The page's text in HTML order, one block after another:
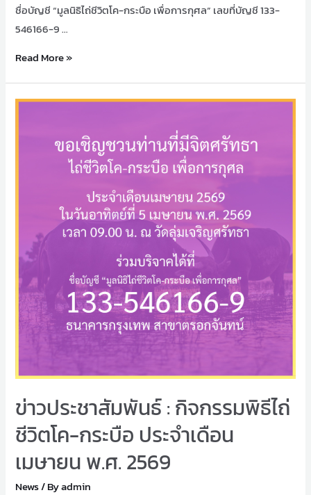
ชื่อบัญชี “มูลนิธิไถ่ชีวิตโค-กระบือ เพื่อการกุศล” เลขที่บัญชี 133-
546166-9 …
Read More »
ข่าวประชาสัมพันธ์ : กิจกรรมพิธีไถ่
ชีวิตโค-กระบือ ประจำเดือน
เมษายน พ.ศ. 2569
News/ Byadmin